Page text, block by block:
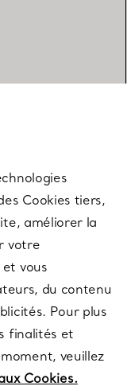
Cookies tiers,
améliorer la
votre
vous
du contenu
Pour plus
finalités et
veuillez
Cookies.